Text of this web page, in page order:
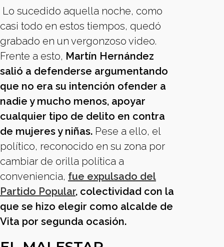
Lo sucedido aquella noche, como
casi todo en estos tiempos, quedó
grabado en un vergonzoso video.
Frente a esto, Martín Hernández
salió a defenderse argumentando
que no era su intención ofender a
nadie y mucho menos, apoyar
cualquier tipo de delito en contra
de mujeres y niñas. Pese a ello, el
político, reconocido en su zona por
cambiar de orilla política a
conveniencia, fue expulsado del
Partido Popular, colectividad con la
que se hizo elegir como alcalde de
Vita por segunda ocasión.